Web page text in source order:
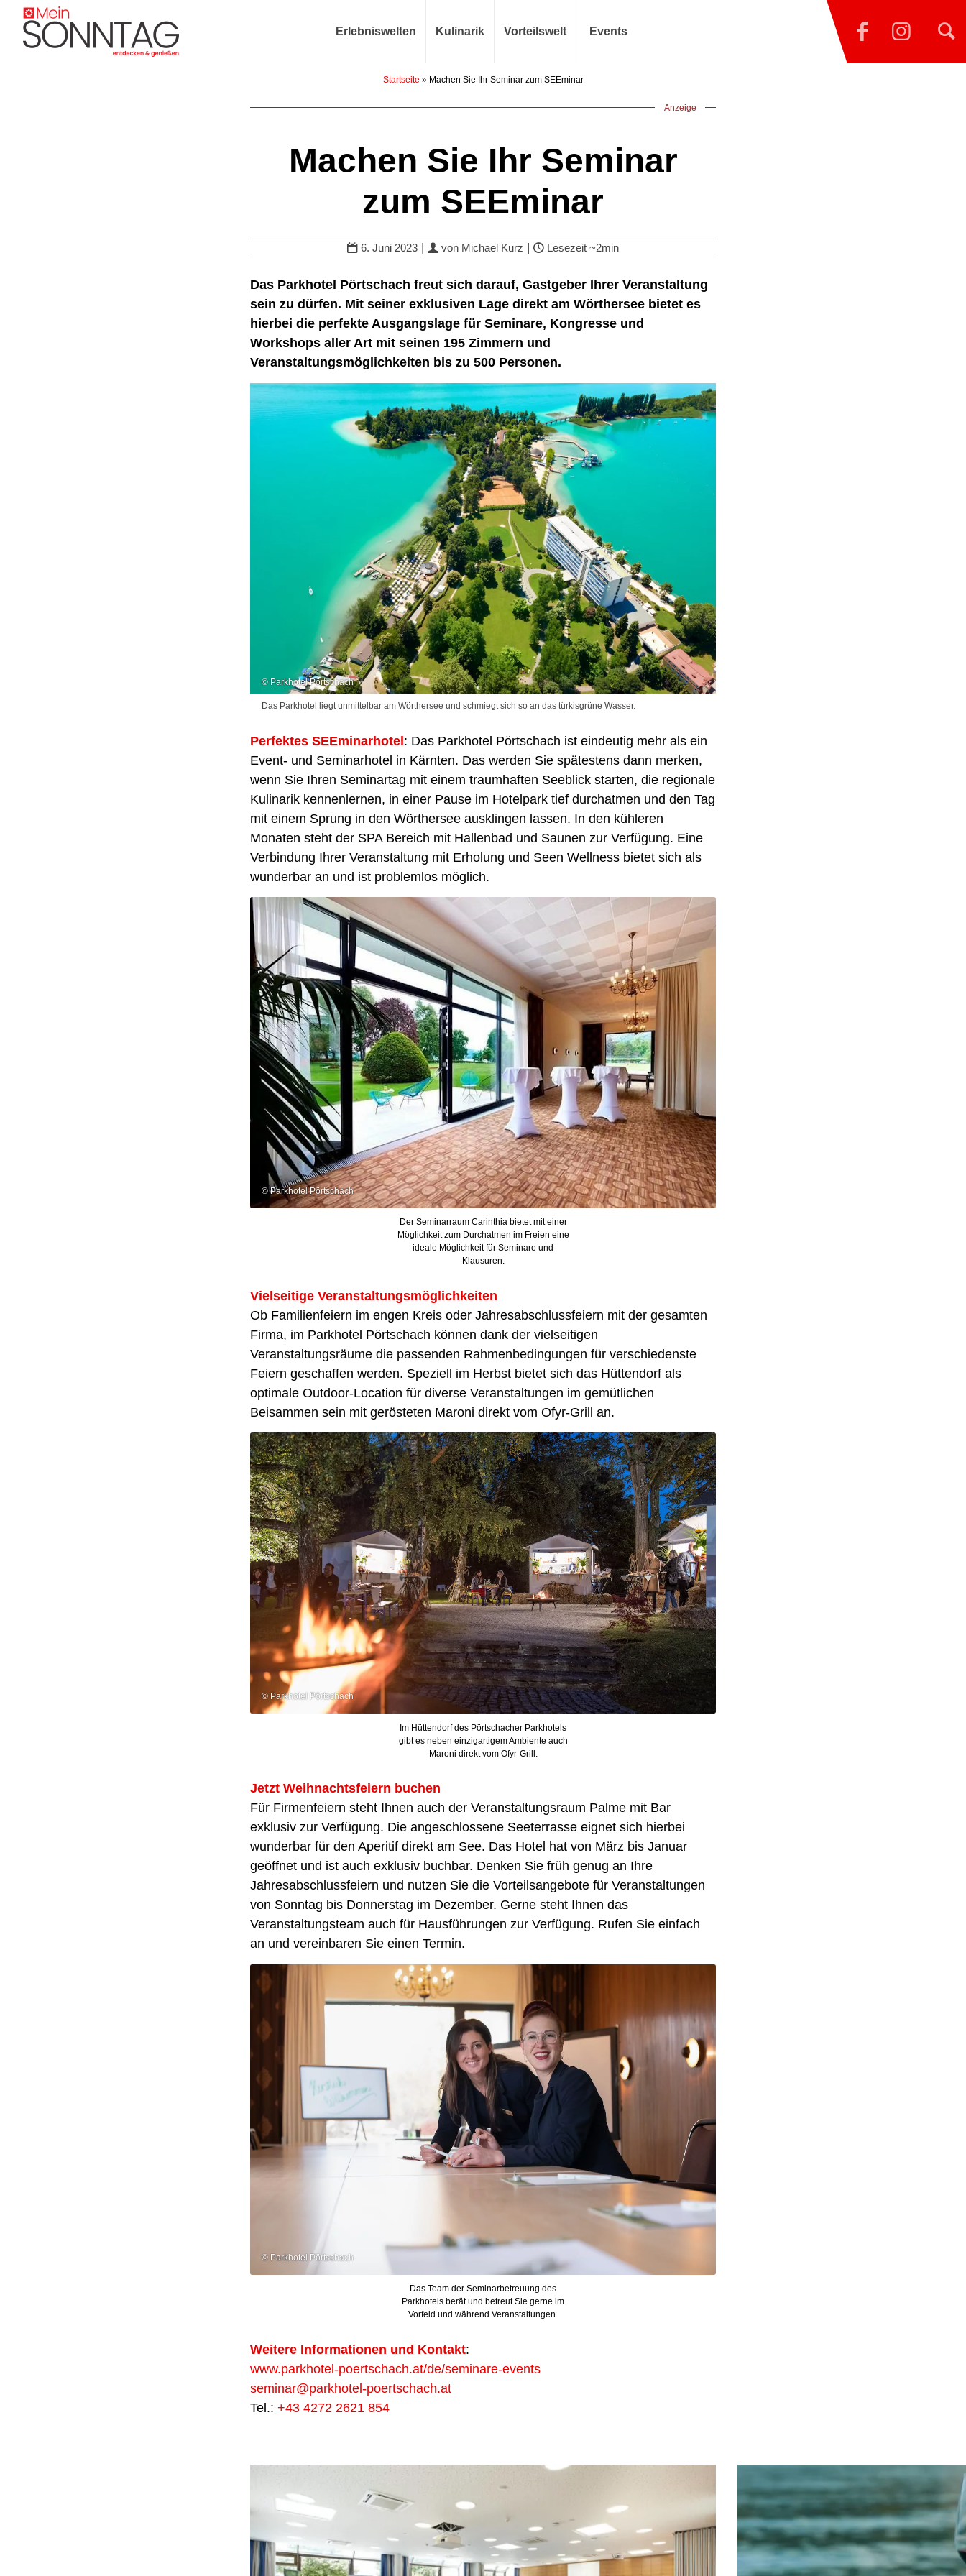
Erlebniswelten Kulinarik Vorteilswelt Events
Startseite » Machen Sie Ihr Seminar zum SEEminar
Anzeige
Machen Sie Ihr Seminar
zum SEEminar
6. Juni 2023 | von Michael Kurz | Lesezeit ~2min
Das Parkhotel Pörtschach freut sich darauf, Gastgeber Ihrer Veranstaltung
sein zu dürfen. Mit seiner exklusiven Lage direkt am Wörthersee bietet es
hierbei die perfekte Ausgangslage für Seminare, Kongresse und
Workshops aller Art mit seinen 195 Zimmern und
Veranstaltungsmöglichkeiten bis zu 500 Personen.
© Parkhotel Pörtschach
Das Parkhotel liegt unmittelbar am Wörthersee und schmiegt sich so an das türkisgrüne Wasser.
Perfektes SEEminarhotel: Das Parkhotel Pörtschach ist eindeutig mehr als ein
Event- und Seminarhotel in Kärnten. Das werden Sie spätestens dann merken,
wenn Sie Ihren Seminartag mit einem traumhaften Seeblick starten, die regionale
Kulinarik kennenlernen, in einer Pause im Hotelpark tief durchatmen und den Tag
mit einem Sprung in den Wörthersee ausklingen lassen. In den kühleren
Monaten steht der SPA Bereich mit Hallenbad und Saunen zur Verfügung. Eine
Verbindung Ihrer Veranstaltung mit Erholung und Seen Wellness bietet sich als
wunderbar an und ist problemlos möglich.
© Parkhotel Pörtschach
Der Seminarraum Carinthia bietet mit einer
Möglichkeit zum Durchatmen im Freien eine
ideale Möglichkeit für Seminare und
Klausuren.
Vielseitige Veranstaltungsmöglichkeiten
Ob Familienfeiern im engen Kreis oder Jahresabschlussfeiern mit der gesamten
Firma, im Parkhotel Pörtschach können dank der vielseitigen
Veranstaltungsräume die passenden Rahmenbedingungen für verschiedenste
Feiern geschaffen werden. Speziell im Herbst bietet sich das Hüttendorf als
optimale Outdoor-Location für diverse Veranstaltungen im gemütlichen
Beisammen sein mit gerösteten Maroni direkt vom Ofyr-Grill an.
© Parkhotel Pörtschach
Im Hüttendorf des Pörtschacher Parkhotels
gibt es neben einzigartigem Ambiente auch
Maroni direkt vom Ofyr-Grill.
Jetzt Weihnachtsfeiern buchen
Für Firmenfeiern steht Ihnen auch der Veranstaltungsraum Palme mit Bar
exklusiv zur Verfügung. Die angeschlossene Seeterrasse eignet sich hierbei
wunderbar für den Aperitif direkt am See. Das Hotel hat von März bis Januar
geöffnet und ist auch exklusiv buchbar. Denken Sie früh genug an Ihre
Jahresabschlussfeiern und nutzen Sie die Vorteilsangebote für Veranstaltungen
von Sonntag bis Donnerstag im Dezember. Gerne steht Ihnen das
Veranstaltungsteam auch für Hausführungen zur Verfügung. Rufen Sie einfach
an und vereinbaren Sie einen Termin.
© Parkhotel Pörtschach
Das Team der Seminarbetreuung des
Parkhotels berät und betreut Sie gerne im
Vorfeld und während Veranstaltungen.
Weitere Informationen und Kontakt:
www.parkhotel-poertschach.at/de/seminare-events
seminar@parkhotel-poertschach.at
Tel.: +43 4272 2621 854